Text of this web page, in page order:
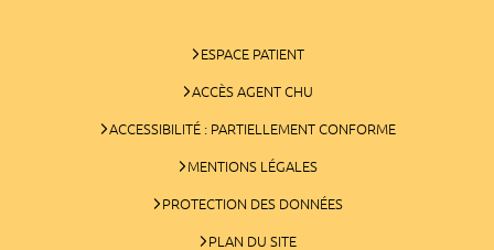
ESPACE PATIENT
ACCÈS AGENT CHU
ACCESSIBILITÉ : PARTIELLEMENT CONFORME
MENTIONS LÉGALES
PROTECTION DES DONNÉES
PLAN DU SITE